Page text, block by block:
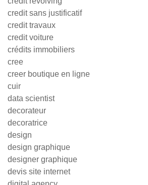
credit sans justificatif
credit travaux
credit voiture
crédits immobiliers
cree
creer boutique en ligne
cuir
data scientist
decorateur
decoratrice
design
design graphique
designer graphique
devis site internet